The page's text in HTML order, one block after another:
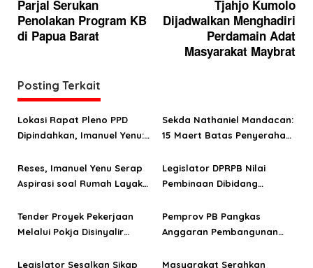
a
v
i
a
s
i
o
s
Parjal Serukan
Penolakan Program KB
di Papua Barat
Tjahjo Kumolo
Dijadwalkan Menghadiri
Perdamain Adat
Masyarakat Maybrat
Posting Terkait
Lokasi Rapat Pleno PPD
Dipindahkan, Imanuel Yenu:
Kecurangan
Sekda Nathaniel Mandacan:
15 Maert Batas Penyerahan
Reses, Imanuel Yenu Serap
Aspirasi soal Rumah Layak
Seleksi CPNS
Legislator DPRPB Nilai
Pembinaan Dibidang
Tender Proyek Pekerjaan
Melalui Pokja Disinyalir
Pemprov PB Pangkas
Anggaran Pembangunan
Ini Alasannya
Legislator Sesalkan Sikap
Masyarakat Serahkan